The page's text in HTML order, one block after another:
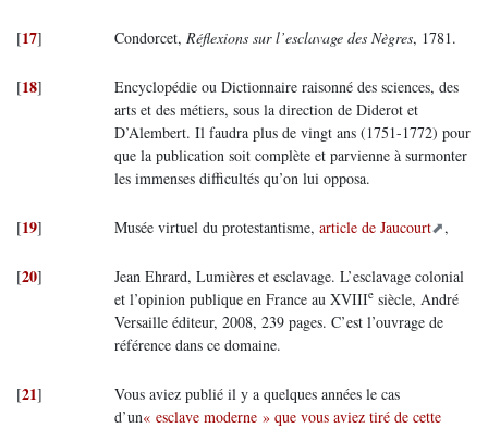
[17] Condorcet, Réflexions sur l’esclavage des Nègres, 1781.
[18]
Encyclopédie ou Dictionnaire raisonné des sciences, des
arts et des métiers, sous la direction de Diderot et
D’Alembert. Il faudra plus de vingt ans (1751-1772) pour
que la publication soit complète et parvienne à surmonter
les immenses difficultés qu’on lui opposa.
[19] Musée virtuel du protestantisme, article de Jaucourt ,
[20]
Jean Ehrard, Lumières et esclavage. L’esclavage colonial
et l’opinion publique en France au XVIIIe siècle, André
Versaille éditeur, 2008, 239 pages. C’est l’ouvrage de
référence dans ce domaine.
[21]
Vous aviez publié il y a quelques années le cas
d’un« esclave moderne » que vous aviez tiré de cette